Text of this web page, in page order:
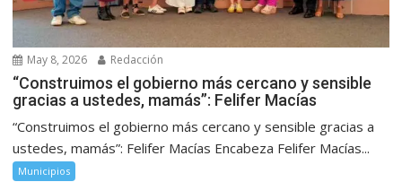
May 8, 2026 Redacción
“Construimos el gobierno más cercano y sensible
gracias a ustedes, mamás”: Felifer Macías
“Construimos el gobierno más cercano y sensible gracias a
ustedes, mamás”: Felifer Macías Encabeza Felifer Macías...
Municipios